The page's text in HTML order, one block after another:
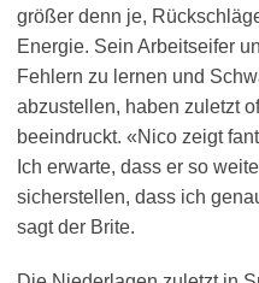
größer denn je,
Energie. Sein Arbeitseifer
Fehlern zu lernen und
abzustellen, haben zuletzt
beeindruckt. «Nico zeigt
Ich erwarte, dass er so
sicherstellen, dass ich
sagt der Brite.